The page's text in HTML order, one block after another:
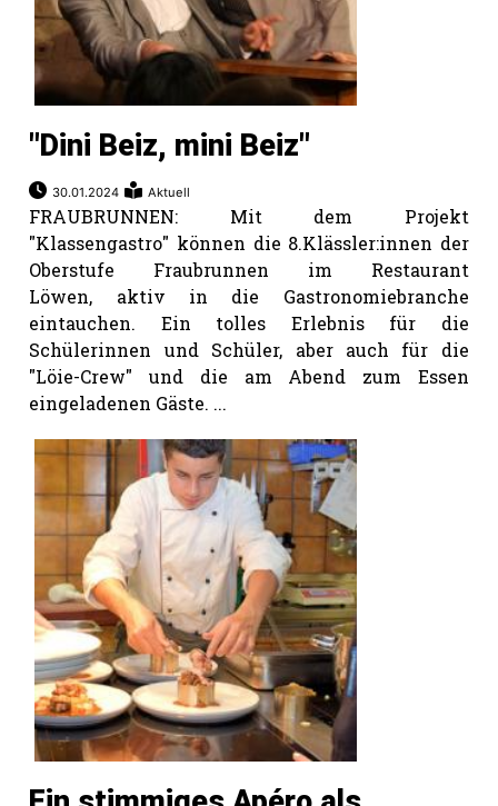
"Dini Beiz, mini Beiz"
30.01.2024 Aktuell
FRAUBRUNNEN: Mit dem Projekt
"Klassengastro" können die 8.Klässler:innen der
Oberstufe Fraubrunnen im Restaurant
Löwen, aktiv in die Gastronomiebranche
eintauchen. Ein tolles Erlebnis für die
Schülerinnen und Schüler, aber auch für die
"Löie-Crew" und die am Abend zum Essen
eingeladenen Gäste. ...